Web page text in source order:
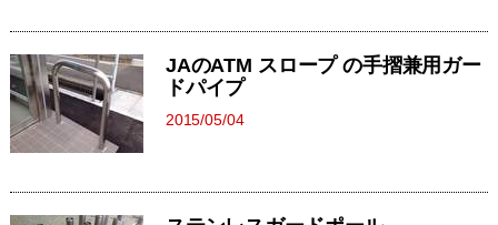
JAのATM スロープ の手摺兼用ガー
ドパイプ
2015/05/04